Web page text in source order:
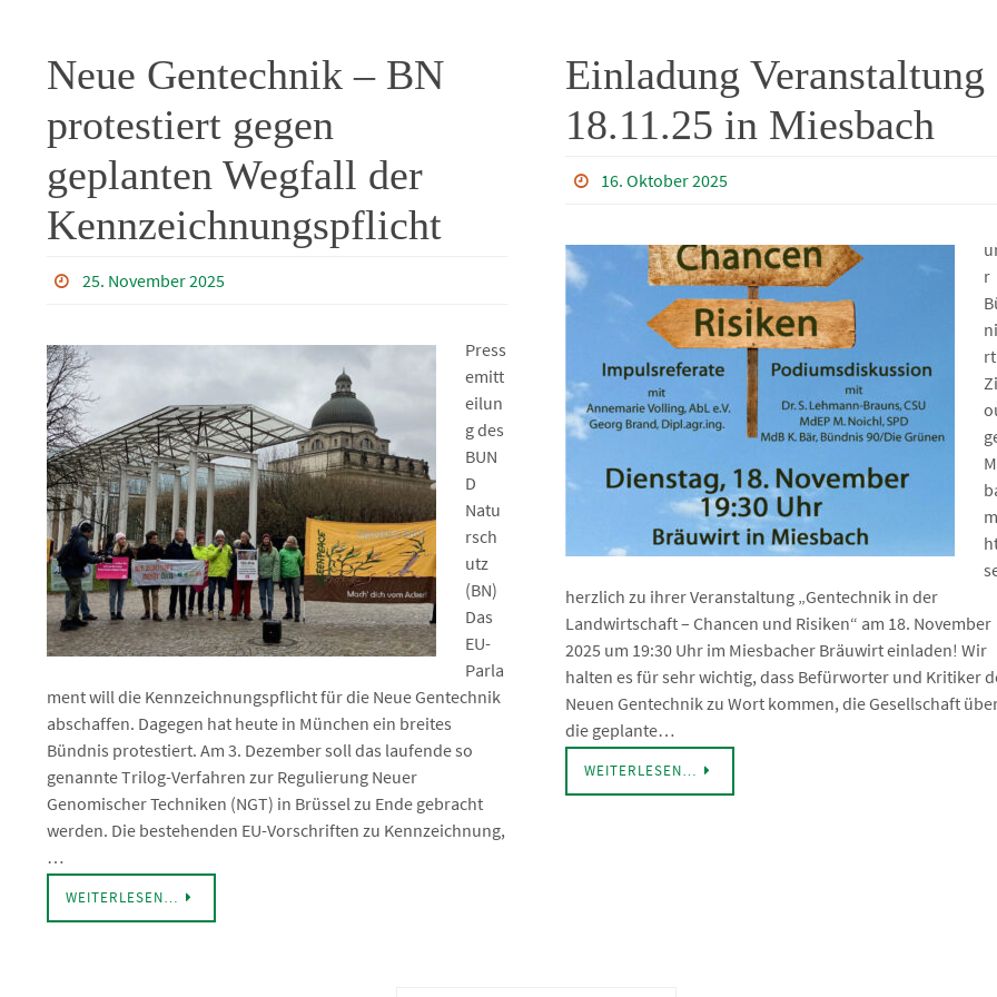
Neue Gentechnik – BN
protestiert gegen
geplanten Wegfall der
Kennzeichnungspflicht
25. November 2025
Press
emitt
eilun
g des
BUN
D
Natu
rsch
utz
(BN)
Das
EU-
Parla
ment will die Kennzeichnungspflicht für die Neue Gentechnik
abschaffen. Dagegen hat heute in München ein breites
Bündnis protestiert. Am 3. Dezember soll das laufende so
genannte Trilog-Verfahren zur Regulierung Neuer
Genomischer Techniken (NGT) in Brüssel zu Ende gebracht
werden. Die bestehenden EU-Vorschriften zu Kennzeichnung,
…
WEITERLESEN…
Einladung Veranstaltung
18.11.25 in Miesbach
16. Oktober 2025
r
herzlich zu ihrer Veranstaltung „Gentechnik in der
Landwirtschaft – Chancen und Risiken“ am 18. November
2025 um 19:30 Uhr im Miesbacher Bräuwirt einladen! Wir
halten es für sehr wichtig, dass Befürworter und Kritiker
Neuen Gentechnik zu Wort kommen, die Gesellschaft
die geplante…
WEITERLESEN…